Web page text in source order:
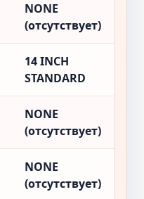
NONE
(отсутствует)
14 INCH
STANDARD
NONE
(отсутствует)
NONE
(отсутствует)